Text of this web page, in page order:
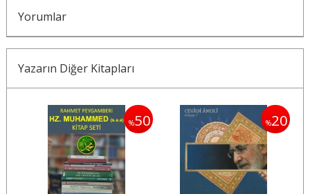
Yorumlar
Yazarın Diğer Kitapları
%50 %20